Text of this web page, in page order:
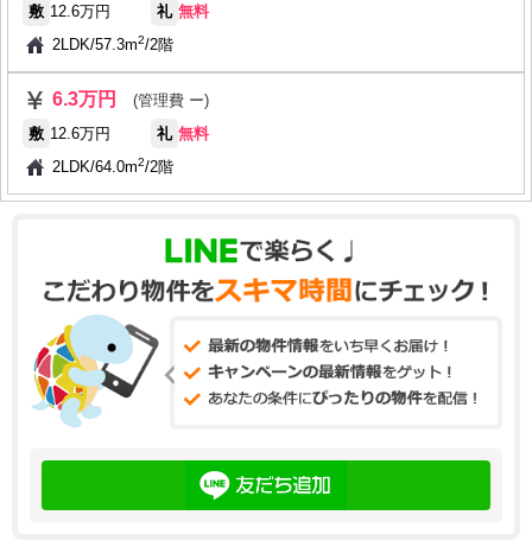
敷 12.6万円 礼 無料
2LDK/57.3m2/2階
6.3万円
(管理費 ー)
敷 12.6万円 礼 無料
2LDK/64.0m2/2階